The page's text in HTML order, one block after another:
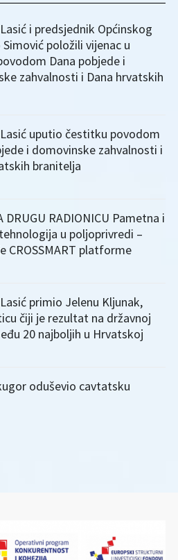
i predsjednik Općinskog
položili vijenac u
Dana pobjede i
zahvalnosti i Dana hrvatskih
uputio čestitku povodom
i domovinske zahvalnosti i
branitelja
DRUGU RADIONICU Pametna i
u poljoprivredi –
CROSSMART platforme
primio Jelenu Kljunak,
čiji je rezultat na državnoj
20 najboljih u Hrvatskoj
oduševio cavtatsku